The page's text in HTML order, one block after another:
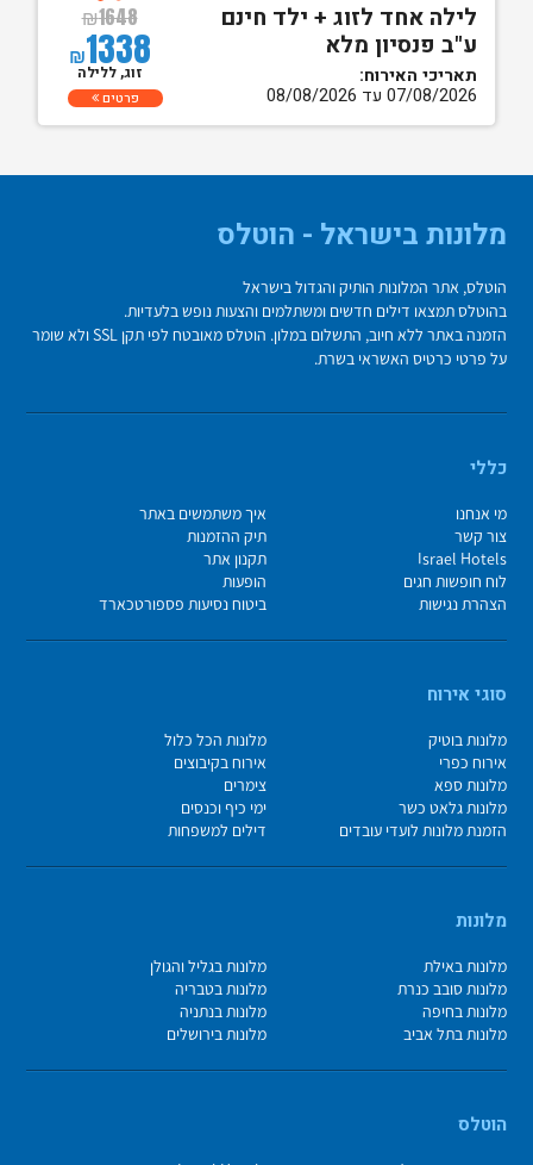
לילה אחד לזוג + ילד חינם
ע"ב פנסיון מלא
תאריכי האירוח:
07/08/2026 עד 08/08/2026
₪1648
₪1338
זוג, ללילה
פרטים
מלונות בישראל - הוטלס
הוטלס, אתר המלונות הותיק והגדול בישראל
בהוטלס תמצאו דילים חדשים ומשתלמים והצעות נופש בלעדיות.
הזמנה באתר ללא חיוב, התשלום במלון. הוטלס מאובטח לפי תקן SSL ולא שומר
על פרטי כרטיס האשראי בשרת.
כללי
מי אנחנו
איך משתמשים באתר
צור קשר
תיק ההזמנות
Israel Hotels
תקנון אתר
לוח חופשות חגים
הופעות
הצהרת נגישות
ביטוח נסיעות פספורטכארד
סוגי אירוח
מלונות בוטיק
מלונות הכל כלול
אירוח כפרי
אירוח בקיבוצים
מלונות ספא
צימרים
מלונות גלאט כשר
ימי כיף וכנסים
הזמנת מלונות לועדי עובדים
דילים למשפחות
מלונות
מלונות באילת
מלונות בגליל והגולן
מלונות סובב כנרת
מלונות בטבריה
מלונות בחיפה
מלונות בנתניה
מלונות בתל אביב
מלונות בירושלים
הוטלס